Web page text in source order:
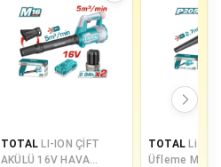
TOTAL LI-ION ÇİFT
AKÜLÜ 16V HAVA
TOTAL Li-ion
Üfleme